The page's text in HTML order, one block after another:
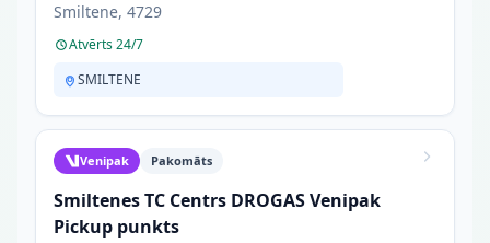
Smiltene, 4729
Atvērts 24/7
SMILTENE
Venipak Pakomāts
Smiltenes TC Centrs DROGAS Venipak
Pickup punkts